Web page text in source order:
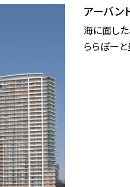
アーバン
海に面し
ららぽー